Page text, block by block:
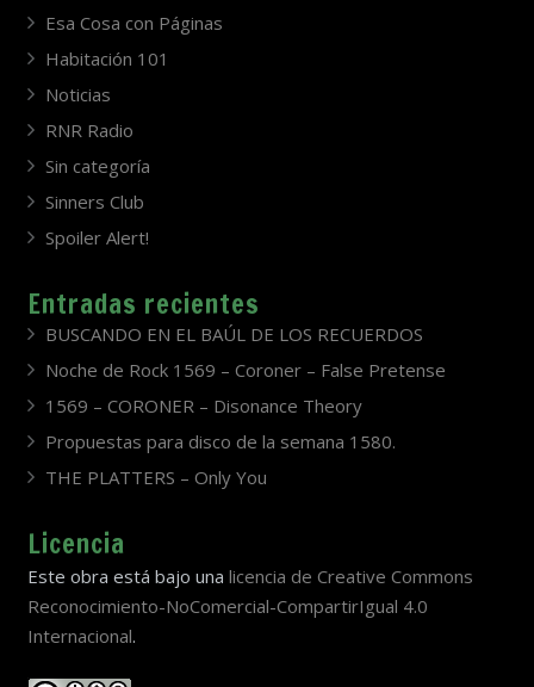
Esa Cosa con Páginas
Habitación 101
Noticias
RNR Radio
Sin categoría
Sinners Club
Spoiler Alert!
Entradas recientes
BUSCANDO EN EL BAÚL DE LOS RECUERDOS
Noche de Rock 1569 – Coroner – False Pretense
1569 – CORONER – Disonance Theory
Propuestas para disco de la semana 1580.
THE PLATTERS – Only You
Licencia
Este obra está bajo una licencia de Creative Commons
Reconocimiento-NoComercial-CompartirIgual 4.0
Internacional.